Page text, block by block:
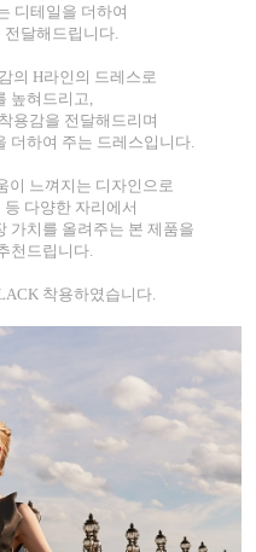
디테일을 더하여
달해드립니다.
의 H라인의 드레스로
높혀드리고,
용감을 전달해드리며
더하여 주는 드레스입니다.
이 느껴지는 디자인으로
다양한 자리에서
가치를 올려주는 본 제품을
천드립니다.
착용하였습니다.